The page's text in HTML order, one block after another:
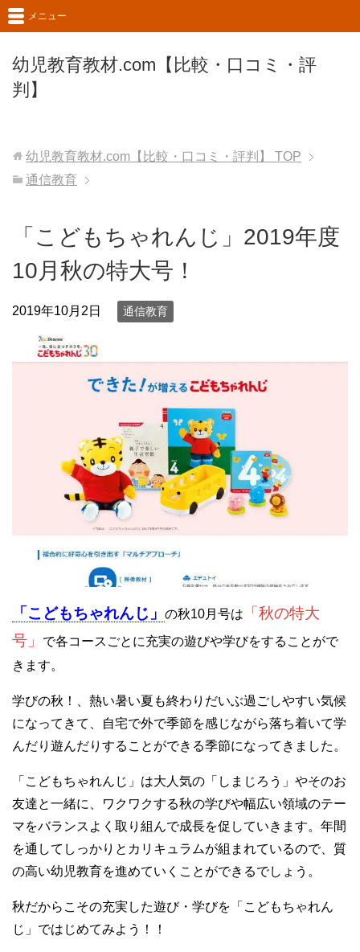
幼児教育教材.com【比較・口コミ・評
判】
メニュー
幼児教育教材.com【比較・口コミ・評判】
TOP
通信教育
「こどもちゃれんじ」2019年度
10月秋の特大号！
2019年10月2日 通信教育
「こどもちゃれんじ」 の秋10月号は
「秋の特大
号」
で各コースごとに充実の遊びや学びをすることがで
きます。
学びの秋！、熱い暑い夏も終わりだいぶ過ごしやすい気候
になってきて、自宅で外で季節を感じながら落ち着いて学
んだり遊んだりすることができる季節になってきました。
「こどもちゃれんじ」は大人気の「しまじろう」やそのお
友達と一緒に、ワクワクする秋の学びや幅広い領域のテー
マをバランスよく取り組んで成長を促していきます。年間
を通してしっかりとカリキュラムが組まれているので、質
の高い幼児教育を進めていくことができるでしょう。
秋だからこその充実した遊び・学びを「こどもちゃれん
じ」ではじめてみよう！！